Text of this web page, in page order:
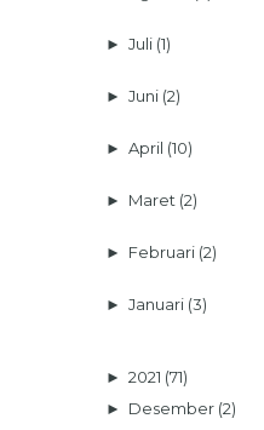
► Juli (1)
► Juni (2)
► April (10)
► Maret (2)
► Februari (2)
► Januari (3)
► 2021 (71)
► Desember (2)